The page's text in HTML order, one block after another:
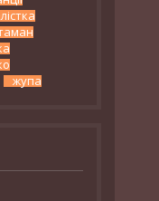
жупа